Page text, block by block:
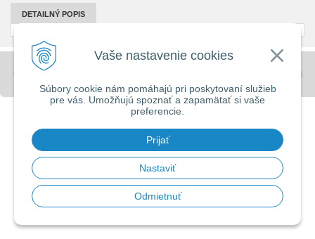
Vaše nastavenie cookies
Súbory cookie nám pomáhajú pri poskytovaní služieb
pre vás. Umožňujú spoznať a zapamätať si vaše
preferencie.
Prijať
Nastaviť
Odmietnuť
DETAILNÝ POPIS
© 2026 Stavebniny - DUMA •
spoločnosti
WEBYGROUP